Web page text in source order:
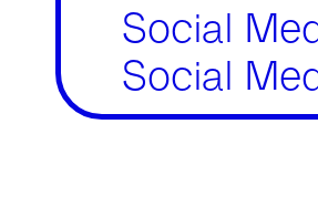
Social
Social